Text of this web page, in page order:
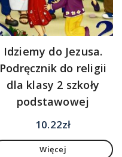
Idziemy do Jezusa.
Podręcznik do religii
dla klasy 2 szkoły
podstawowej
10.22zł
Więcej